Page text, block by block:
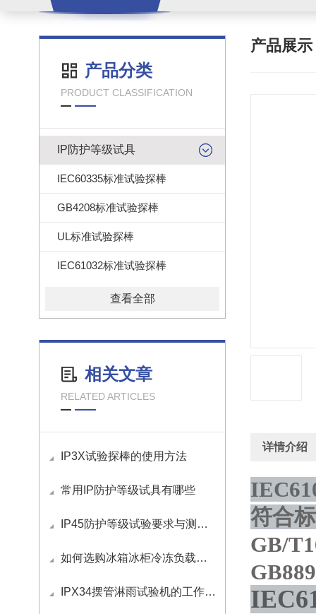
产品分类
PRODUCT CLASSIFICATION
IP防护等级试具
IEC60335标准试验探棒
GB4208标准试验探棒
UL标准试验探棒
IEC61032标准试验探棒
查看全部
相关文章
RELATED ARTICLES
IP3X试验探棒的使用方法
常用IP防护等级试具有哪些
IP45防护等级试验要求与测试方法
如何选购冰箱冰柜冷冻负载试验包
IPX34摆管淋雨试验机的工作原理
产品展示
详情介绍
符合
GB/